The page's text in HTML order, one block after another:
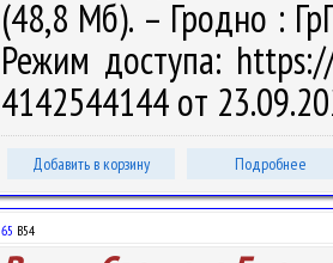
(48,8 Мб). – Гродно :
Режим доступа:
4142544144 от
Добавить в корзину Подробнее
65 В54